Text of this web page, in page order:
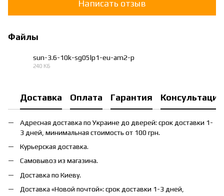
Написать отзыв
Файлы
sun-3.6-10k-sg05lp1-eu-am2-p
240 КБ
Доставка Оплата Гарантия Консультация
Адресная доставка по Украине до дверей: срок доставки 1-
3 дней, минимальная стоимость от 100 грн.
Курьерская доставка.
Самовывоз из магазина.
Доставка по Киеву.
Доставка «Новой почтой»: срок доставки 1-3 дней,